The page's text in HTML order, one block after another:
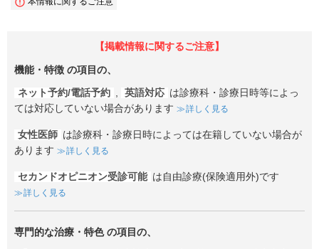
【掲載情報に関するご注意】
機能・特徴 の項目の、
ネット予約/電話予約 , 英語対応 は診療科・診療日時等によっ
ては対応していない場合があります
詳しく見る
女性医師 は診療科・診療日時によっては在籍していない場合が
あります
詳しく見る
セカンドオピニオン受診可能 は自由診療(保険適用外)です
詳しく見る
専門的な治療・特色の項目の、